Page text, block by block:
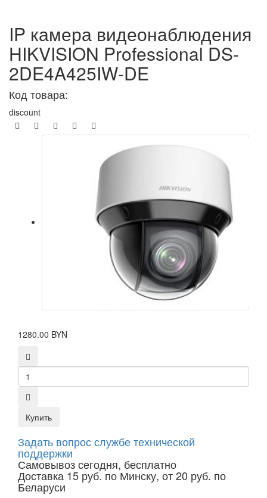
IP камера видеонаблюдения
HIKVISION Professional DS-
2DE4A425IW-DE
Код товара:
discount
1280.00 BYN
Купить
Задать вопрос службе технической
поддержки
Самовывоз сегодня, бесплатно
Доставка 15 руб. по Минску, от 20 руб. по
Беларуси